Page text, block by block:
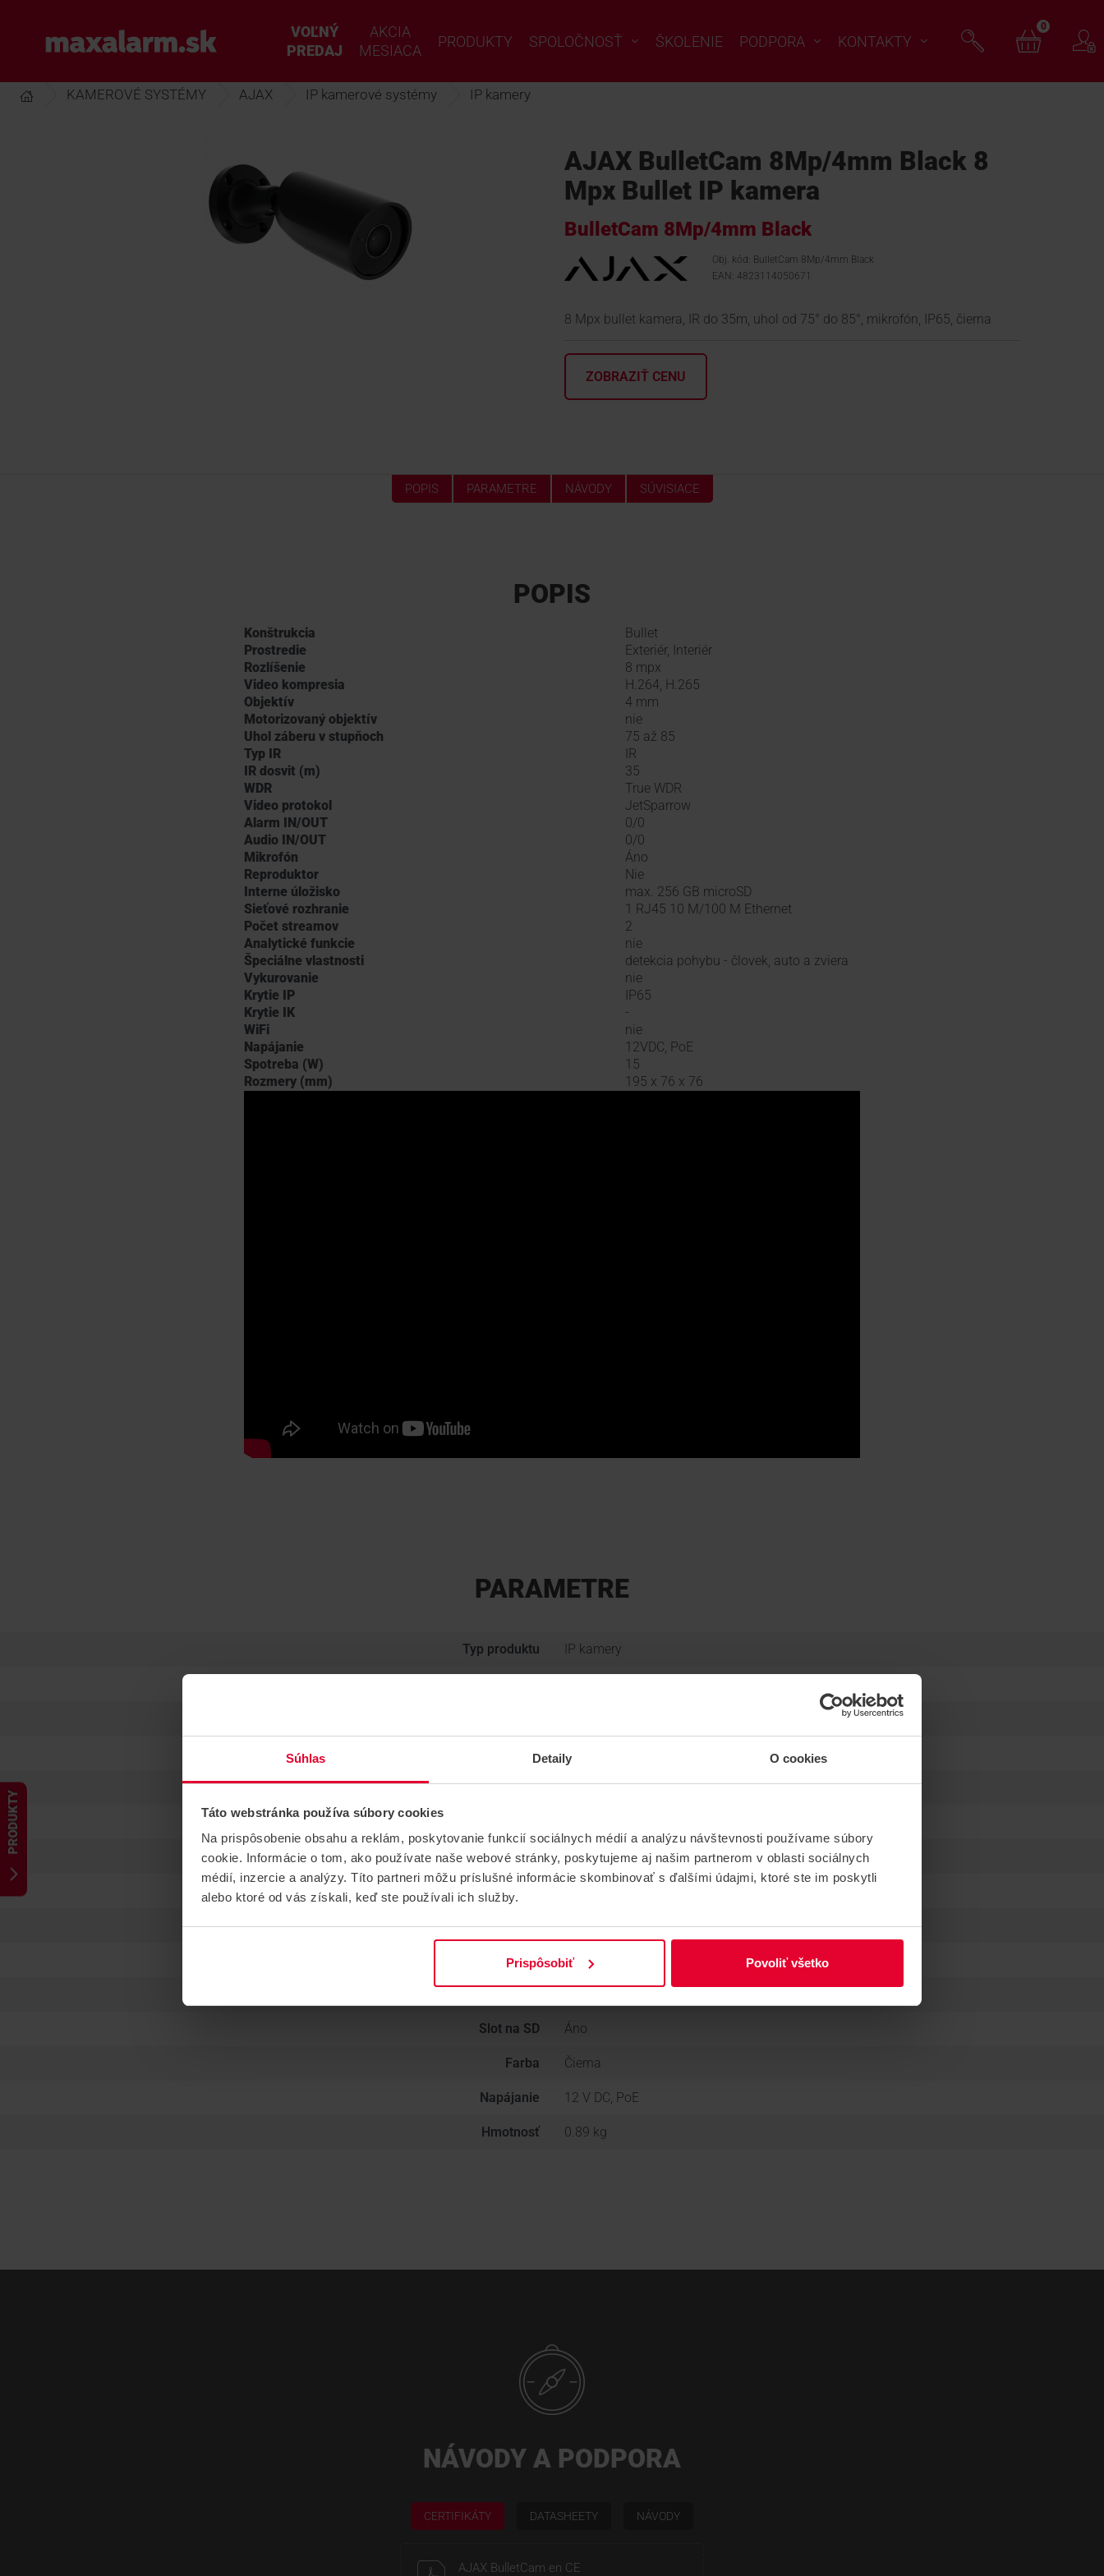
Súhlas Detaily O cookies
Táto webstránka používa súbory cookies
Na prispôsobenie obsahu a reklám, poskytovanie funkcií sociálnych médií a analýzu návštevnosti používame súbory
cookie. Informácie o tom, ako používate naše webové stránky, poskytujeme aj našim partnerom v oblasti sociálnych
médií, inzercie a analýzy. Títo partneri môžu príslušné informácie skombinovať s ďalšími údajmi, ktoré ste im poskytli
alebo ktoré od vás získali, keď ste používali ich služby.
Prispôsobiť Povoliť všetko
PRODUKTY
hlavnému
www.maxalarm.sk
VOĽNÝ
PREDAJ
AKCIA
MESIACA
PRODUKTY SPOLOČNOSŤ ŠKOLENIE PODPORA KONTAKTY
0
KAMEROVÉ SYSTÉMY AJAX IP kamerové systémy IP kamery
AJAX BulletCam 8Mp/4mm Black 8
Mpx Bullet IP kamera
BulletCam 8Mp/4mm Black
Obj. kód: BulletCam 8Mp/4mm Black
EAN: 4823114050671
8 Mpx bullet kamera, IR do 35m, uhol od 75° do 85°, mikrofón, IP65, čierna
ZOBRAZIŤ CENU
POPIS PARAMETRE NÁVODY SÚVISIACE
POPIS
Konštrukcia
Bullet
Prostredie
Exteriér, Interiér
Rozlíšenie
8 mpx
Video kompresia
H.264, H.265
Objektív
4 mm
Motorizovaný objektív
nie
Uhol záberu v stupňoch
75 až 85
Typ IR
IR
IR dosvit (m)
35
WDR
True WDR
Video protokol
JetSparrow
Alarm IN/OUT
0/0
Audio IN/OUT
0/0
Mikrofón
Áno
Reproduktor
Nie
Interne úložisko
max. 256 GB microSD
Sieťové rozhranie
1 RJ45 10 M/100 M Ethernet
Počet streamov
2
Analytické funkcie
nie
Špeciálne vlastnosti
detekcia pohybu - človek, auto a zviera
Vykurovanie
nie
Krytie IP
IP65
Krytie IK
-
WiFi
nie
Napájanie
12VDC, PoE
Spotreba (W)
15
Rozmery (mm)
195 x 76 x 76
PARAMETRE
Typ produktu IP kamery
Skupina produktov KAMEROVÉ SYSTÉMY
Tvar Bullet
Rozlíšenie (Mpx)
Objektív (mm) 4
Prísvit typ
Prísvit (m) 35
Krytie IP IP 65
Slot na SD Áno
Farba Čierna
Napájanie 12 V DC, PoE
Hmotnosť 0.89 kg
NÁVODY A PODPORA
CERTIFIKÁTY DATASHEETY NÁVODY
AJAX BulletCam en CE